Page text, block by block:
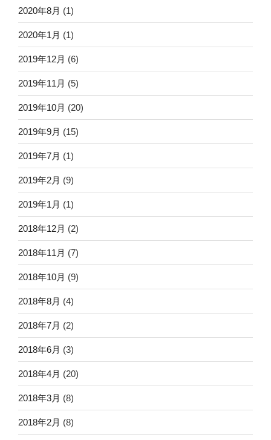
2020年8月 (1)
2020年1月 (1)
2019年12月 (6)
2019年11月 (5)
2019年10月 (20)
2019年9月 (15)
2019年7月 (1)
2019年2月 (9)
2019年1月 (1)
2018年12月 (2)
2018年11月 (7)
2018年10月 (9)
2018年8月 (4)
2018年7月 (2)
2018年6月 (3)
2018年4月 (20)
2018年3月 (8)
2018年2月 (8)